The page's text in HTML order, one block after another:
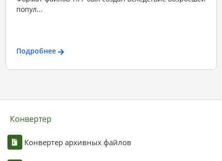
попул...
Подробнее
Конвертер
Конвертер архивных файлов